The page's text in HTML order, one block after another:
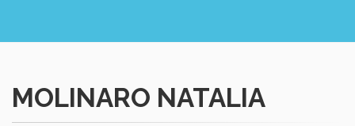
MOLINARO NATALIA